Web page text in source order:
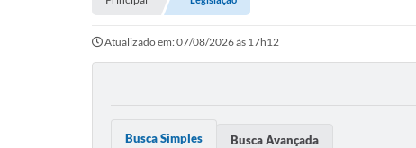
Atualizado em: 07/08/2026 às 17h12
Busca Simples Busca Avançada